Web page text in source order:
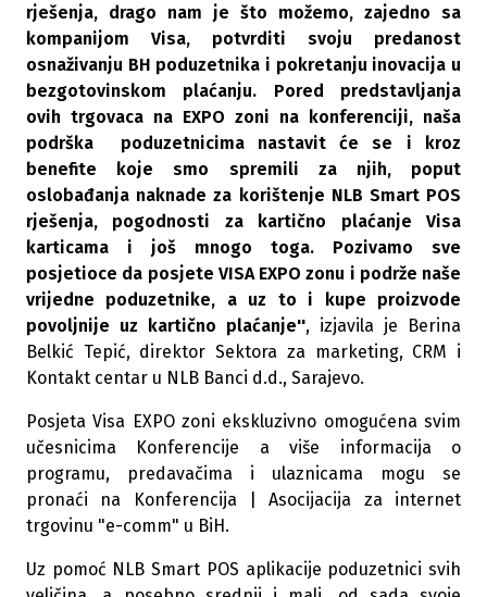
rješenja, drago nam je što možemo, zajedno sa
kompanijom Visa, potvrditi svoju predanost
osnaživanju BH poduzetnika i pokretanju inovacija u
bezgotovinskom plaćanju. Pored predstavljanja
ovih trgovaca na EXPO zoni na konferenciji, naša
podrška poduzetnicima nastavit će se i kroz
benefite koje smo spremili za njih, poput
oslobađanja naknade za korištenje NLB Smart POS
rješenja, pogodnosti za kartično plaćanje Visa
karticama i još mnogo toga. Pozivamo sve
posjetioce da posjete VISA EXPO zonu i podrže naše
vrijedne poduzetnike, a uz to i kupe proizvode
povoljnije uz kartično plaćanje'', izjavila je Berina
Belkić Tepić, direktor Sektora za marketing, CRM i
Kontakt centar u NLB Banci d.d., Sarajevo.
Posjeta Visa EXPO zoni ekskluzivno omogućena svim
učesnicima Konferencije a više informacija o
programu, predavačima i ulaznicama mogu se
pronaći na Konferencija | Asocijacija za internet
trgovinu "e-comm" u BiH.
Uz pomoć NLB Smart POS aplikacije poduzetnici svih